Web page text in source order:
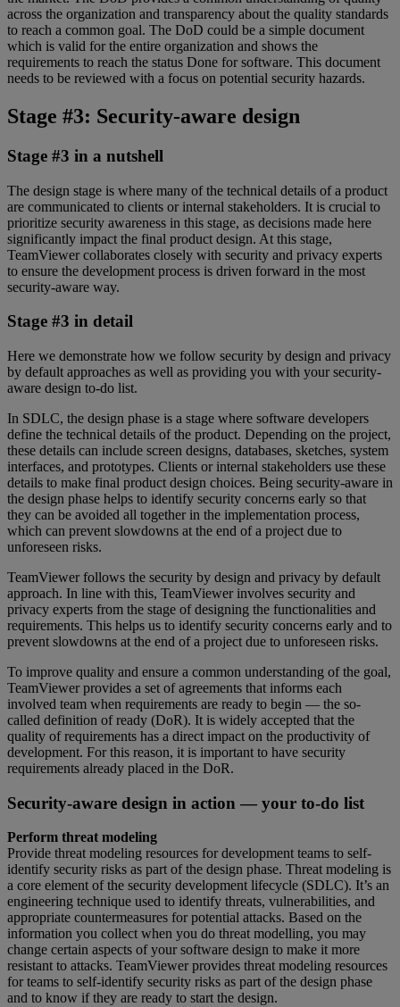
across the organization and transparency about the quality standards
to reach a common goal. The DoD could be a simple document
which is valid for the entire organization and shows the
requirements to reach the status Done for software. This document
needs to be reviewed with a focus on potential security hazards.
Stage #3: Security-aware design
Stage #3 in a nutshell
The design stage is where many of the technical details of a product
are communicated to clients or internal stakeholders. It is crucial to
prioritize security awareness in this stage, as decisions made here
significantly impact the final product design. At this stage,
TeamViewer collaborates closely with security and privacy experts
to ensure the development process is driven forward in the most
security-aware way.
Stage #3 in detail
Here we demonstrate how we follow security by design and privacy
by default approaches as well as providing you with your security-
aware design to-do list.
In SDLC, the design phase is a stage where software developers
define the technical details of the product. Depending on the project,
these details can include screen designs, databases, sketches, system
interfaces, and prototypes. Clients or internal stakeholders use these
details to make final product design choices. Being security-aware in
the design phase helps to identify security concerns early so that
they can be avoided all together in the implementation process,
which can prevent slowdowns at the end of a project due to
unforeseen risks.
TeamViewer follows the security by design and privacy by default
approach. In line with this, TeamViewer involves security and
privacy experts from the stage of designing the functionalities and
requirements. This helps us to identify security concerns early and to
prevent slowdowns at the end of a project due to unforeseen risks.
To improve quality and ensure a common understanding of the goal,
TeamViewer provides a set of agreements that informs each
involved team when requirements are ready to begin — the so-
called definition of ready (DoR). It is widely accepted that the
quality of requirements has a direct impact on the productivity of
development. For this reason, it is important to have security
requirements already placed in the DoR.
Security-aware design in action — your to-do list
Perform threat modeling
Provide threat modeling resources for development teams to self-
identify security risks as part of the design phase. Threat modeling is
a core element of the security development lifecycle (SDLC). It’s an
engineering technique used to identify threats, vulnerabilities, and
appropriate countermeasures for potential attacks. Based on the
information you collect when you do threat modelling, you may
change certain aspects of your software design to make it more
resistant to attacks. TeamViewer provides threat modeling resources
for teams to self-identify security risks as part of the design phase
and to know if they are ready to start the design.